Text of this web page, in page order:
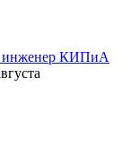
инженер КИПиА